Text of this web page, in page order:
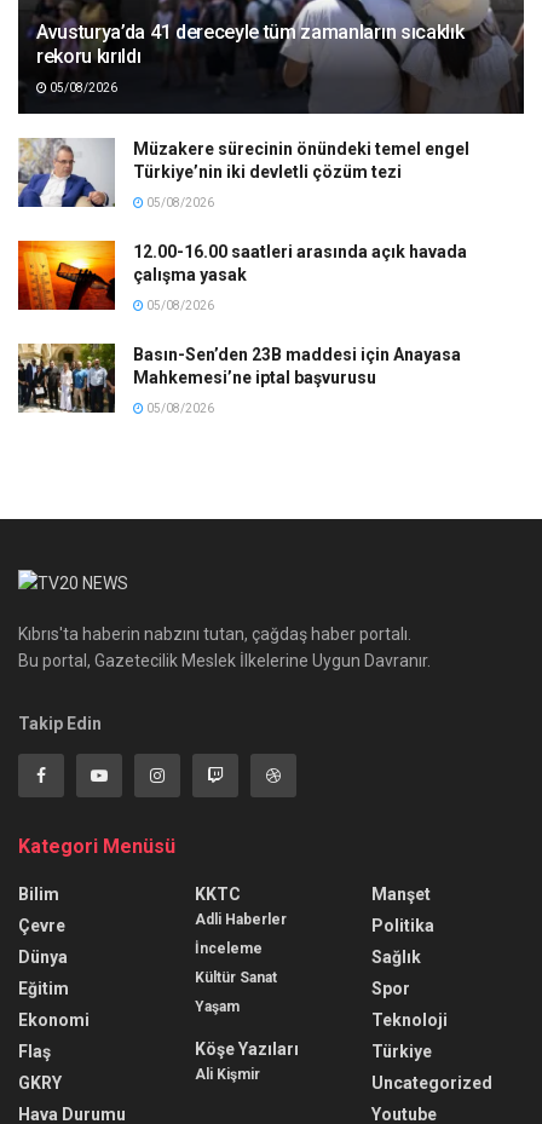
Avusturya’da 41 dereceyle tüm zamanların sıcaklık
rekoru kırıldı
05/08/2026
Müzakere sürecinin önündeki temel engel
Türkiye’nin iki devletli çözüm tezi
05/08/2026
12.00-16.00 saatleri arasında açık havada
çalışma yasak
05/08/2026
Basın-Sen’den 23B maddesi için Anayasa
Mahkemesi’ne iptal başvurusu
05/08/2026
Kıbrıs'ta haberin nabzını tutan, çağdaş haber portalı.
Bu portal, Gazetecilik Meslek İlkelerine Uygun Davranır.
Takip Edin
Kategori Menüsü
Bilim
Çevre
Dünya
Eğitim
Ekonomi
Flaş
GKRY
Hava Durumu
KKTC
Adli Haberler
İnceleme
Kültür Sanat
Yaşam
Köşe Yazıları
Ali Kişmir
Manşet
Politika
Sağlık
Spor
Teknoloji
Türkiye
Uncategorized
Youtube